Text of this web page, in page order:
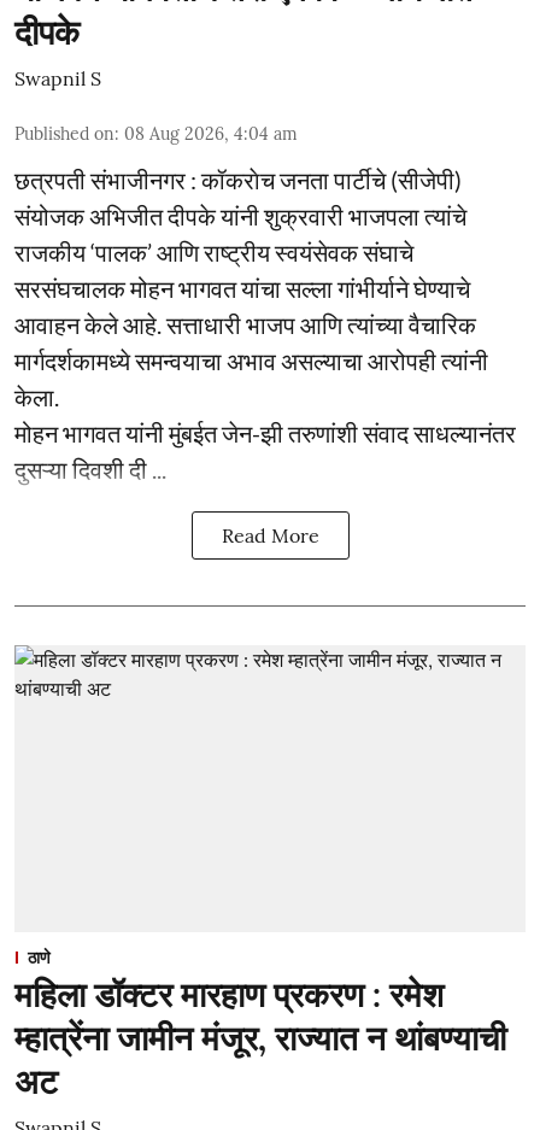
दीपके
Swapnil S
Published on: 08 Aug 2026, 4:04 am
छत्रपती संभाजीनगर : कॉकराेच जनता पार्टीचे (सीजेपी)
संयोजक अभिजीत दीपके यांनी शुक्रवारी भाजपला त्यांचे
राजकीय ‘पालक’ आणि राष्ट्रीय स्वयंसेवक संघाचे
सरसंघचालक मोहन भागवत यांचा सल्ला गांभीर्याने घेण्याचे
आवाहन केले आहे. सत्ताधारी भाजप आणि त्यांच्या वैचारिक
मार्गदर्शकामध्ये समन्वयाचा अभाव असल्याचा आरोपही त्यांनी
केला.
मोहन भागवत यांनी मुंबईत जेन-झी तरुणांशी संवाद साधल्यानंतर
दुसऱ्या दिवशी दी ...
Read More
ठाणे
महिला डॉक्टर मारहाण प्रकरण : रमेश
म्हात्रेंना जामीन मंजूर, राज्यात न थांबण्याची
अट